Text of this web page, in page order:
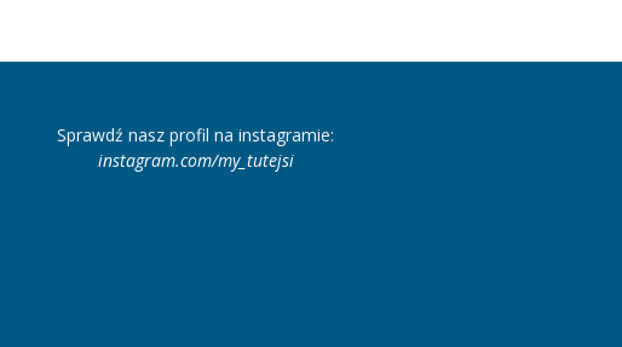
Sprawdź nasz profil na instagramie:
instagram.com/my_tutejsi